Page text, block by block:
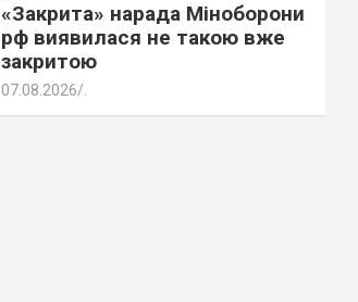
«Закрита» нарада Міноборони
рф виявилася не такою вже
закритою
07.08.2026